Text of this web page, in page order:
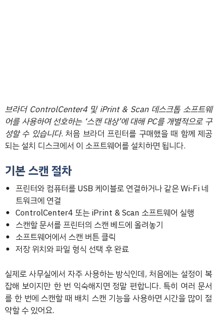
브라더 ControlCenter4 및 iPrint & Scan 데스크톱 소프트웨
어를 사용하여 선호하는 ‘스캔 대상’에 대해 PC를 개별적으로 구
성할 수 있습니다. 처음 브라더 프린터를 구매했을 때 함께 제공
되는 설치 디스크에서 이 소프트웨어를 설치하면 됩니다.
기본 스캔 절차
프린터와 컴퓨터를 USB 케이블로 연결하거나 같은 Wi-Fi 네
트워크에 연결
ControlCenter4 또는 iPrint & Scan 소프트웨어 실행
스캔할 문서를 프린터의 스캔 베드에 올려놓기
소프트웨어에서 스캔 버튼 클릭
저장 위치와 파일 형식 선택 후 완료
실제로 사무실에서 자주 사용하는 방식인데, 처음에는 설정이 복
잡해 보이지만 한 번 익숙해지면 정말 편합니다. 특히 여러 문서
를 한 번에 스캔할 때 배치 스캔 기능을 사용하면 시간을 많이 절
약할 수 있어요.